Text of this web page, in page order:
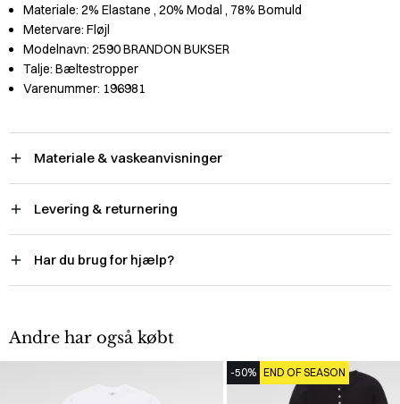
Materiale: 2% Elastane , 20% Modal , 78% Bomuld
Metervare: Fløjl
Modelnavn: 2590 BRANDON BUKSER
Talje: Bæltestropper
Varenummer: 196981
Materiale & vaskeanvisninger
Levering & returnering
Har du brug for hjælp?
Andre har også købt
-50% END OF SEASON